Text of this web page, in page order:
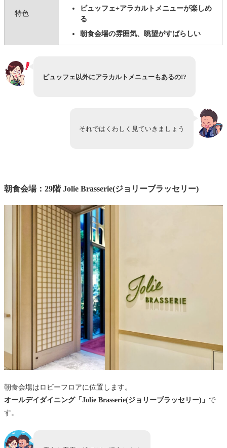
特色
ビュッフェ+アラカルトメニューが楽しめ
る
朝食会場の雰囲気、眺望がすばらしい
ビュッフェ以外にアラカルトメニューもあるの!?
それではくわしく見ていきましょう
朝食会場：29階 Jolie Brasserie(ジョリーブラッセリー)
朝食会場はロビーフロアに位置します。
オールデイダイニング「Jolie Brasserie(ジョリーブラッセリー)」 で
す。